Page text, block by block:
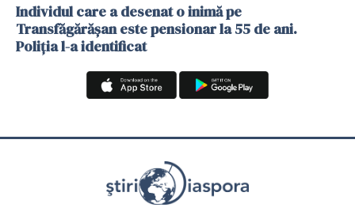
Individul care a desenat o inimă pe
Transfăgărășan este pensionar la 55 de ani.
Poliția l-a identificat